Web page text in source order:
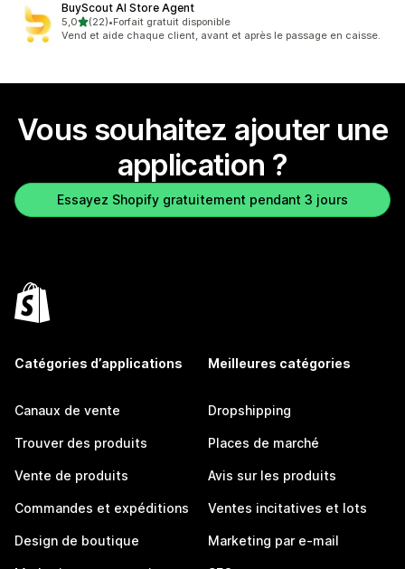
BuyScout AI Store Agent
5,0étoile(s) sur 5
(22)
22 avis au total
•Forfait gratuit disponible
Vend et aide chaque client, avant et après le passage en caisse.
Vous souhaitez ajouter une
application ?
Essayez Shopify gratuitement pendant 3 jours
Catégories d’applications
Canaux de vente
Trouver des produits
Vente de produits
Commandes et expéditions
Design de boutique
Meilleures catégories
Dropshipping
Places de marché
Avis sur les produits
Ventes incitatives et lots
Marketing par e-mail